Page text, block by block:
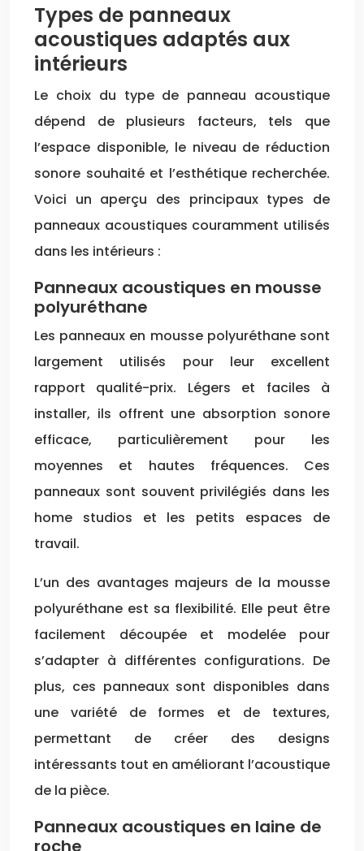
Types de panneaux
acoustiques adaptés aux
intérieurs
Le choix du type de panneau acoustique
dépend de plusieurs facteurs, tels que
l’espace disponible, le niveau de réduction
sonore souhaité et l’esthétique recherchée.
Voici un aperçu des principaux types de
panneaux acoustiques couramment utilisés
dans les intérieurs :
Panneaux acoustiques en mousse
polyuréthane
Les panneaux en mousse polyuréthane sont
largement utilisés pour leur excellent
rapport qualité-prix. Légers et faciles à
installer, ils offrent une absorption sonore
efficace, particulièrement pour les
moyennes et hautes fréquences. Ces
panneaux sont souvent privilégiés dans les
home studios et les petits espaces de
travail.
L’un des avantages majeurs de la mousse
polyuréthane est sa flexibilité. Elle peut être
facilement découpée et modelée pour
s’adapter à différentes configurations. De
plus, ces panneaux sont disponibles dans
une variété de formes et de textures,
permettant de créer des designs
intéressants tout en améliorant l’acoustique
de la pièce.
Panneaux acoustiques en laine de
roche